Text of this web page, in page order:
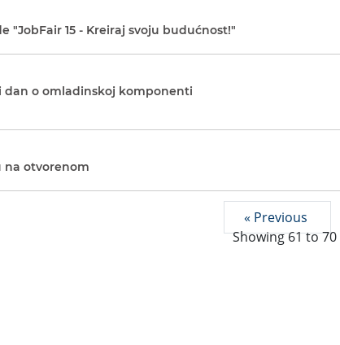
"JobFair 15 - Kreiraj svoju budućnost!"
o omladinskoj komponenti
na otvorenom
« Previous
Showing61to70